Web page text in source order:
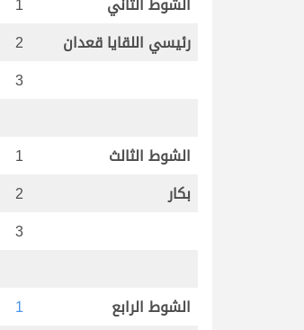
رئيسي اللقايا قعدان
2
3
الشوط الثالث 1
بكار
2
3
الشوط الرابع 1